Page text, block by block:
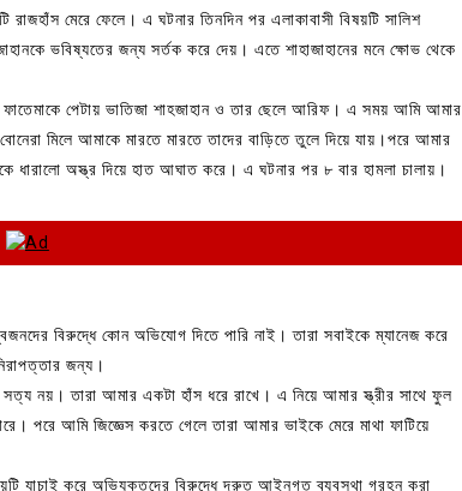
রাজহাঁস মেরে ফেলে। এ ঘটনার তিনদিন পর এলাকাবাসী বিষয়টি সালিশ
ভবিষ্যতের জন্য সর্তক করে দেয়। এতে শাহাজাহানের মনে ক্ষোভ থেকে
পেটায় ভাতিজা শাহজাহান ও তার ছেলে আরিফ। এ সময় আমি আমার
মিলে আমাকে মারতে মারতে তাদের বাড়িতে তুলে দিয়ে যায়।পরে আমার
ধারালো অস্ত্র দিয়ে হাত আঘাত করে। এ ঘটনার পর ৮ বার হামলা চালায়।
বিরুদ্ধে কোন অভিযোগ দিতে পারি নাই। তারা সবাইকে ম্যানেজ করে
জন্য।
নয়। তারা আমার একটা হাঁস ধরে রাখে। এ নিয়ে আমার স্ত্রীর সাথে ফুল
পরে আমি জিজ্ঞেস করতে গেলে তারা আমার ভাইকে মেরে মাথা ফাটিয়ে
যাচাই করে অভিযুক্তদের বিরুদ্ধে দ্রুত আইনগত ব্যবস্থা গ্রহন করা
In Uncategorized
আদর্শ সমাজ বিনির্মাণে সহায়ক ভুমিকা রাখে
August 6, 2026 0